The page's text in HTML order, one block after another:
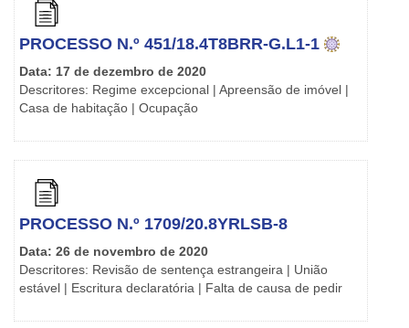
PROCESSO N.º 451/18.4T8BRR-G.L1-1
Data: 17 de dezembro de 2020
Descritores: Regime excepcional | Apreensão de imóvel |
Casa de habitação | Ocupação
PROCESSO N.º 1709/20.8YRLSB-8
Data: 26 de novembro de 2020
Descritores: Revisão de sentença estrangeira | União
estável | Escritura declaratória | Falta de causa de pedir